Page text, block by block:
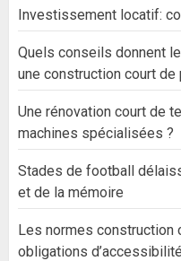
Investissement locatif:
Quels conseils donnent
une construction court de
Une rénovation court de
machines spécialisées ?
Stades de football
et de la mémoire
Les normes construction
obligations